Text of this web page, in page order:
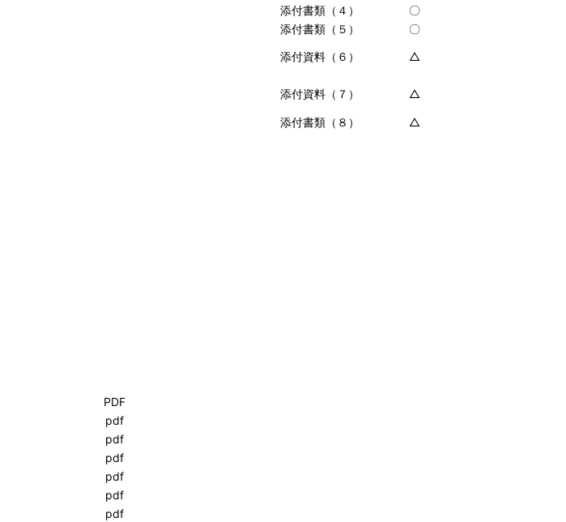
添付書類（４）
〇
添付書類（５）
〇
添付資料（６） △
添付資料（７） △
添付書類（８）
△
PDF
pdf
pdf
pdf
pdf
pdf
pdf